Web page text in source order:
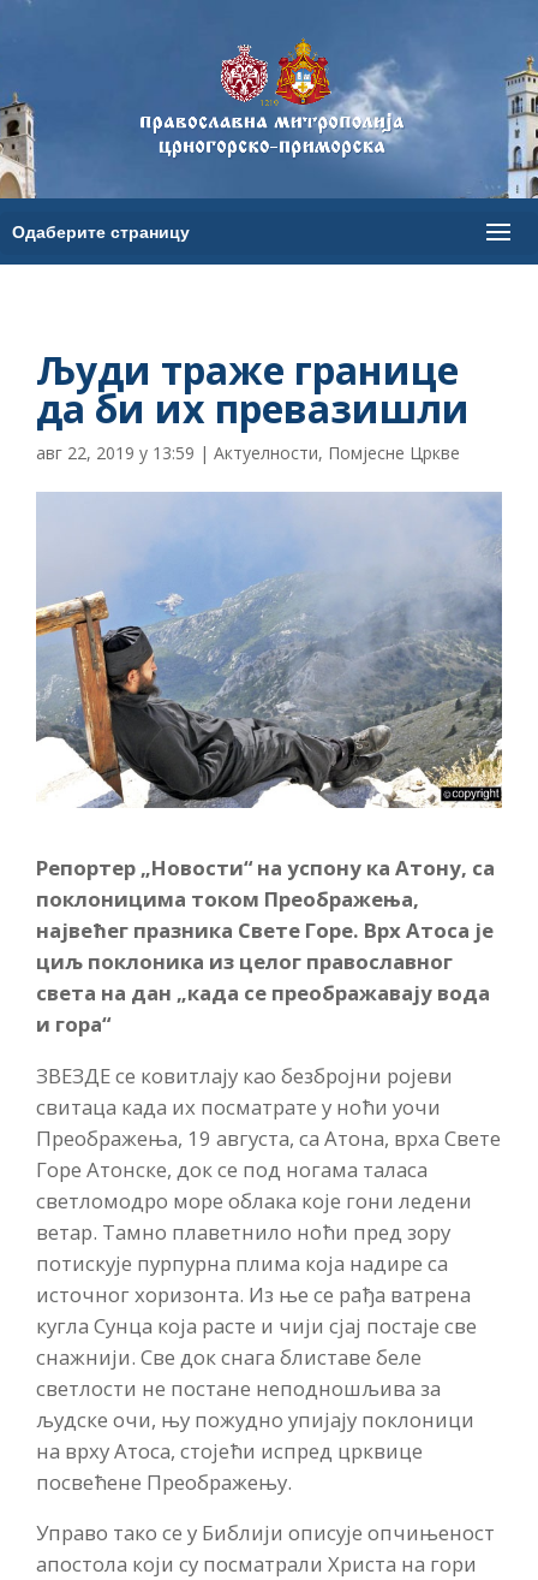
Људи траже границе
да би их превазишли
авг 22, 2019 у 13:59 | Актуелности, Помјесне Цркве
Репортер „Новости“ на успону ка Атону, са
поклоницима током Преображења,
највећег празника Свете Горе. Врх Атосa је
циљ поклоника из целог православног
света на дан „када се преображавају вода
и гора“
ЗВЕЗДЕ се ковитлају као безбројни ројеви
свитаца када их посматрате у ноћи уочи
Преображења, 19 августа, са Атона, врха Свете
Горе Атонске, док се под ногама таласа
светломодро море облака које гони ледени
ветар. Тамно плаветнило ноћи пред зору
потискује пурпурна плима која надире са
источног хоризонта. Из ње се рађа ватрена
кугла Сунца која расте и чији сјај постаје све
снажнији. Све док снага блиставе беле
светлости не постане неподношљива за
људске очи, њу пожудно упијају поклоници
на врху Атоса, стојећи испред црквице
посвећене Преображењу.
Управо тако се у Библији описује опчињеност
апостола који су посматрали Христа на гори